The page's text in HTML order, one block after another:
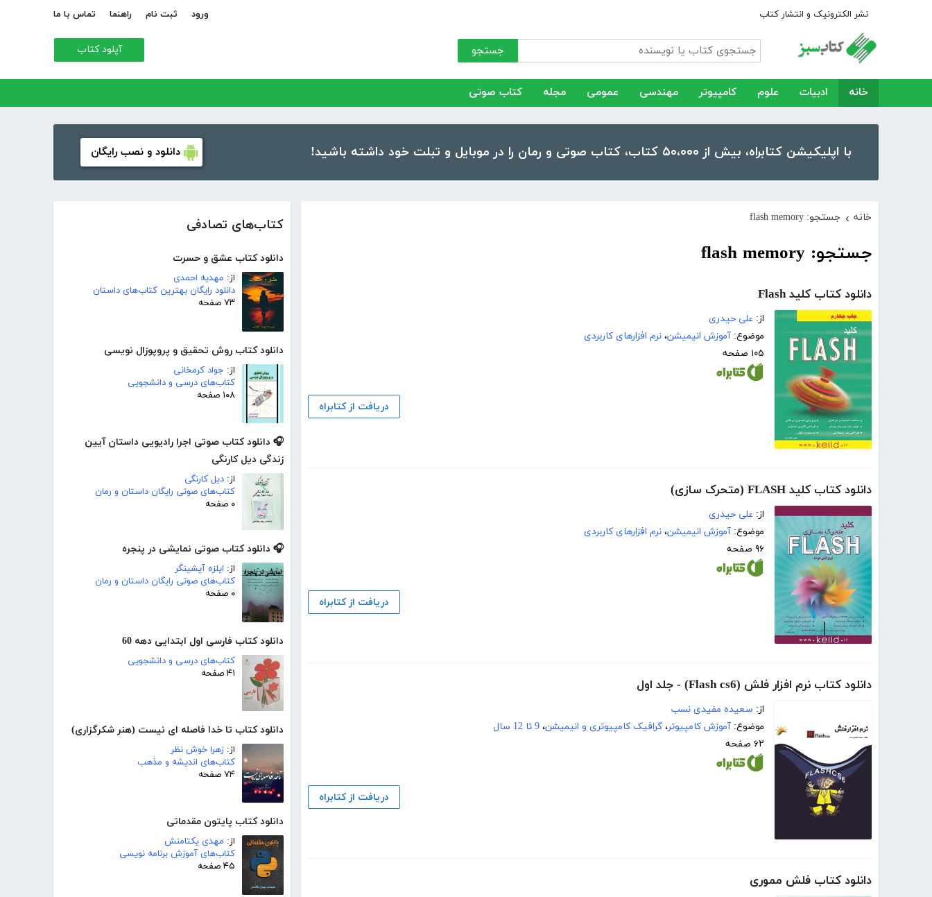
نشر الکترونیک و انتشار کتاب ورود ثبت نام راهنما تماس با ما
جستجو آپلود کتاب
خانه ادبیات علوم کامپیوتر مهندسی عمومی مجله کتاب صوتی
با اپلیکیشن کتابراه، بیش از ۵۰،۰۰۰ کتاب، کتاب صوتی و رمان را در موبایل و تبلت خود داشته باشید! دانلود و نصب رایگان
کتاب‌های تصادفی
دانلود کتاب عشق و حسرت
از: مهدیه احمدی
دانلود رایگان بهترین کتاب‌های داستان
۷۳ صفحه
دانلود کتاب روش تحقیق و پروپوزال نویسی
از: جواد کرمخانی
کتاب‌های درسی و دانشجویی
۱۰۸ صفحه
🎧 دانلود کتاب صوتی اجرا رادیویی داستان آیین
زندگی دیل کارنگی
از: دیل کارنگی
کتاب‌های صوتی رایگان داستان و رمان
۰ صفحه
🎧 دانلود کتاب صوتی نمایشی در پنجره
از: ایلزه آیشینگر
کتاب‌های صوتی رایگان داستان و رمان
۰ صفحه
دانلود کتاب فارسی اول ابتدایی دهه 60
کتاب‌های درسی و دانشجویی
۴۱ صفحه
دانلود کتاب تا خدا فاصله ای نیست (هنر شکرگزاری)
از: زهرا خوش نظر
کتاب‌های اندیشه و مذهب
۷۴ صفحه
دانلود کتاب پایتون مقدماتی
از: مهدی یکتامنش
کتاب‌های آموزش برنامه نویسی
۴۵ صفحه
خانه › جستجو: flash memory
جستجو: flash memory
دانلود کتاب کلید Flash
از: علی حیدری
موضوع: آموزش انیمیشن، نرم افزارهای کاربردی
۱۰۵ صفحه
دریافت از کتابراه
دانلود کتاب کلید FLASH (متحرک سازی)
از: علی حیدری
موضوع: آموزش انیمیشن، نرم افزارهای کاربردی
۹۶ صفحه
دریافت از کتابراه
دانلود کتاب نرم افزار فلش (Flash cs6) - جلد اول
از: سعیده مفیدی نسب
موضوع: آموزش کامپیوتر، گرافیک کامپیوتری و انیمیشن، 9 تا 12 سال
۶۲ صفحه
دریافت از کتابراه
دانلود کتاب فلش مموری